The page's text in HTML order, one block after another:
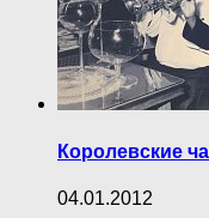
Королевские
04.01.2012